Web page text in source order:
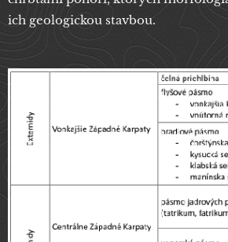
ich geologickou stavbou.